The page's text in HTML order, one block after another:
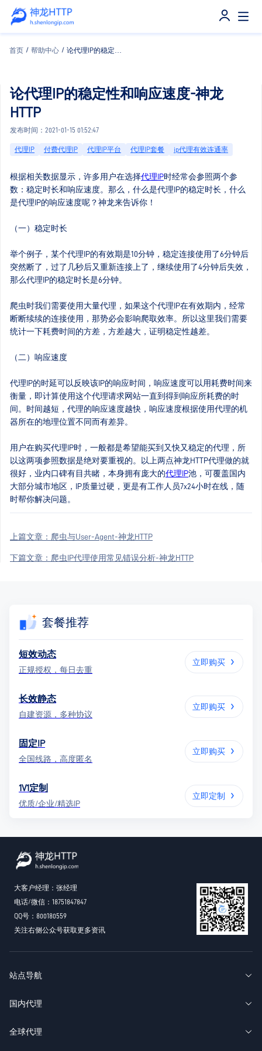
首页 / 帮助中心 /
论代理IP的稳定性和响应速度-神龙
HTTP
发布时间：2021-01-15 01:52:47
代理IP 付费代理IP 代理IP平台 代理IP套餐 ip代理有效连通率
根据相关数据显示，许多用户在选择代理IP时经常会参照两个参
数：稳定时长和响应速度。那么，什么是代理IP的稳定时长，什么
是代理IP的响应速度呢？神龙来告诉你！
（一）稳定时长
举个例子，某个代理IP的有效期是10分钟，稳定连接使用了6分钟后
突然断了，过了几秒后又重新连接上了，继续使用了4分钟后失效，
那么代理IP的稳定时长是6分钟。
爬虫时我们需要使用大量代理，如果这个代理IP在有效期内，经常
断断续续的连接使用，那势必会影响爬取效率。所以这里我们需要
统计一下耗费时间的方差，方差越大，证明稳定性越差。
（二）响应速度
代理IP的时延可以反映该IP的响应时间，响应速度可以用耗费时间来
衡量，即计算使用这个代理请求网站一直到得到响应所耗费的时
间。时间越短，代理的响应速度越快，响应速度根据使用代理的机
器所在的地理位置不同而有差异。
用户在购买代理IP时，一般都是希望能买到又快又稳定的代理，所
以这两项参照数据是绝对要重视的。以上两点神龙HTTP代理做的就
很好，业内口碑有目共睹，本身拥有庞大的代理IP池，可覆盖国内
大部分城市地区，IP质量过硬，更是有工作人员7x24小时在线，随
时帮你解决问题。
上篇文章： 爬虫与User-Agent-神龙HTTP
下篇文章： 爬虫IP代理使用常见错误分析-神龙HTTP
套餐推荐
短效动态
正规授权，每日去重
立即购买
长效静态
自建资源，多种协议
立即购买
固定IP
全国线路，高度匿名
立即购买
1V1定制
优质/企业/精选IP
立即定制
大客户经理：张经理
电话/微信：18751847847
QQ号：800180559
关注右侧公众号获取更多资讯
站点导航
国内代理
全球代理